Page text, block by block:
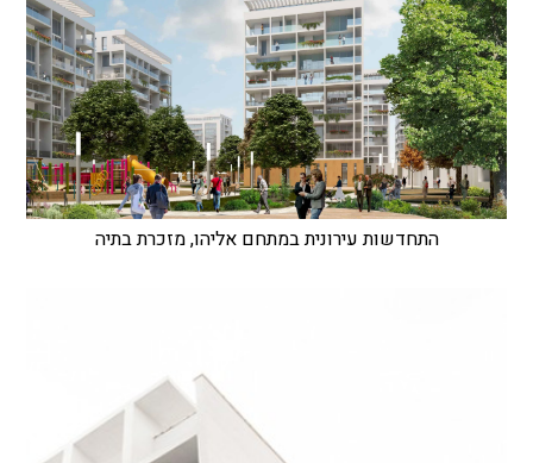
התחדשות עירונית במתחם אליהו, מזכרת בתיה